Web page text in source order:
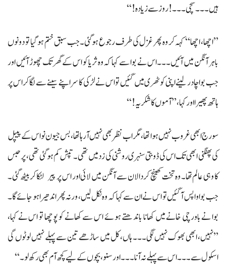
ہیں۔۔۔ سچی۔۔۔! روز سے زیادہ!‘‘
’’اچھا، اچھا‘‘ کہہ کر وہ پھر غزل کی طرف رجوع ہوگئی۔ جب سبق ختم ہو گیا تو دونوں
باہر آنگن میں آئیں۔۔۔ اس نے بوا سے کہا کہ وہ ثریا کو اس کے گھر تک چھوڑ آئیں اور
جب بوا چادر لینے اپنی کوٹھری میں گئیں تو اس نے لڑکی کا سر اپنے سینے سے لگاکر اس پر
ہاتھ پھیرا اور کہا، ’’آموں کا شکریہ!‘‘
سورج ابھی غروب نہیں ہوا تھا، مگر اب نظر بھی نہیں آ رہا تھا، بس جیون نواس کے پیپل
کی پھنگنی ابھی تک اس کی ڈوبتی سنہری روشنی کی زد میں تھی۔ تپش کم ہو گئی تھی، پر حبس
کا وہی عالم تھا۔ وہ تخت کھینچ کر دالان سے آنگن میں لائی اور اس پر پیر لٹکا کر بیٹھ گئی۔
جب بوا واپس آگئیں تو اس نے ان سے کہا کہ وہ نکل لیں، ورنہ پھر اندھیرا ہو جائےگا۔
بوا نے باورچی خانے میں کھانا باندھتے ہوئے اس سے کھانے کو پوچھا تو اس نے کہا،
’’نہیں، ابھی بھوک نہیں لگی۔۔۔ ہاں، کل میں ساڑھے تین سے پہلے نہیں لوٹوں گی
اسکول سے۔۔۔ اس سے پہلے نہ آنا۔۔۔ اور سنو، بچوں کے لیے کچھ آم بھی رکھ لو۔‘‘